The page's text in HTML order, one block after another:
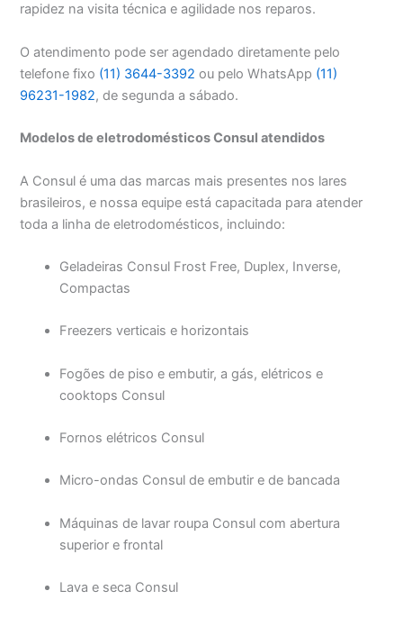
rapidez na visita técnica e agilidade nos reparos.
O atendimento pode ser agendado diretamente pelo
telefone fixo (11) 3644-3392 ou pelo WhatsApp (11)
96231-1982, de segunda a sábado.
Modelos de eletrodomésticos Consul atendidos
A Consul é uma das marcas mais presentes nos lares
brasileiros, e nossa equipe está capacitada para atender
toda a linha de eletrodomésticos, incluindo:
Geladeiras Consul Frost Free, Duplex, Inverse,
Compactas
Freezers verticais e horizontais
Fogões de piso e embutir, a gás, elétricos e
cooktops Consul
Fornos elétricos Consul
Micro-ondas Consul de embutir e de bancada
Máquinas de lavar roupa Consul com abertura
superior e frontal
Lava e seca Consul